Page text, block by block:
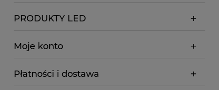
PRODUKTY LED
Moje konto
Płatności i dostawa